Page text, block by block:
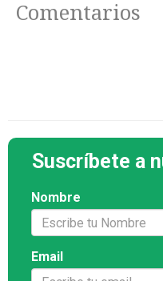
Comentarios
Suscríbete a
Nombre
Email